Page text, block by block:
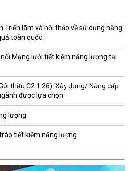
Triển lãm và hội thảo về sử dụng năng
toàn quốc
nối Mạng lưới tiết kiệm năng lượng tại
thầu C2.1.26): Xây dựng/ Nâng cấp
được lựa chọn
lượng
tiết kiệm năng lượng